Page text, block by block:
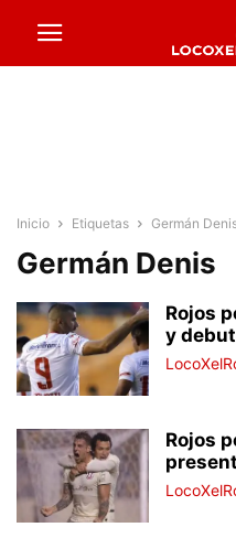
Inicio Etiquetas Germán
Germán Denis
Rojos
y
Rojos